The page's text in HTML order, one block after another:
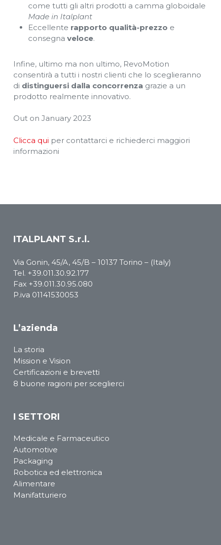
come tutti gli altri prodotti a camma globoidale
Made in Italplant
Eccellente rapporto qualità-prezzo e
consegna veloce.
Infine, ultimo ma non ultimo, RevoMotion
consentirà a tutti i nostri clienti che lo sceglieranno
di distinguersi dalla concorrenza grazie a un
prodotto realmente innovativo.
Out on January 2023
Clicca qui per contattarci e richiederci maggiori
informazioni
ITALPLANT S.r.l.
Via Gonin, 45/A, 45/B – 10137 Torino – (Italy)
Tel. +39.011.30.92.177
Fax +39.011.30.95.080
P.iva 01141530053
L’azienda
La storia
Mission e Vision
Certificazioni e brevetti
8 buone ragioni per sceglierci
I SETTORI
Medicale e Farmaceutico
Automotive
Packaging
Robotica ed elettronica
Alimentare
Manifatturiero